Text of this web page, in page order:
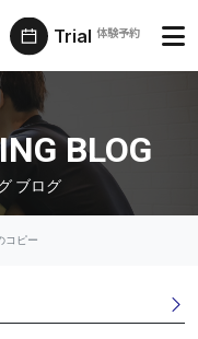
Trial 体験予約
グ ブログ
BLOG
ブログ
コピー